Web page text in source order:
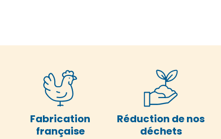
Fabrication
française
Réduction de nos
déchets